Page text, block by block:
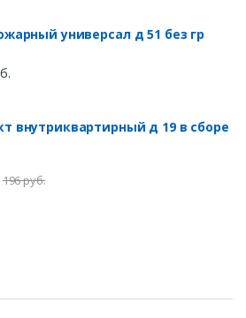
универсал д 51 без гр
внутриквартирный д 19 в сборе
196 руб.